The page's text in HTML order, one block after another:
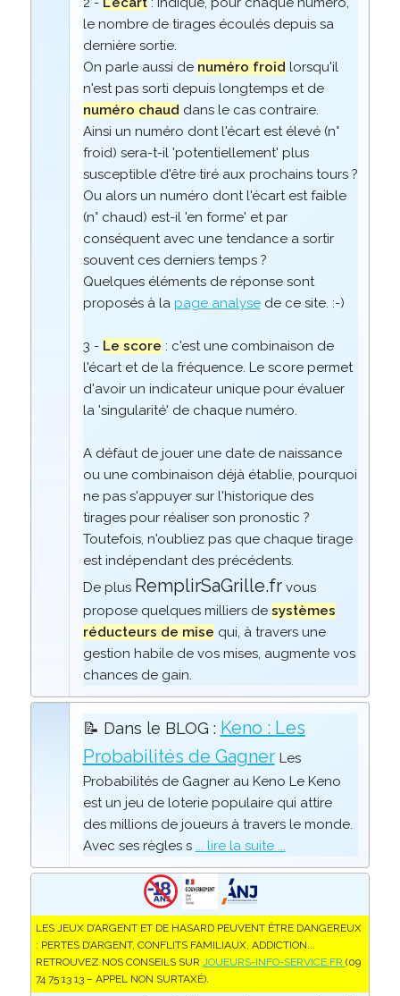
le nombre de tirages écoulés depuis sa
dernière sortie.
On parle aussi de numéro froid lorsqu'il
n'est pas sorti depuis longtemps et de
numéro chaud dans le cas contraire.
Ainsi un numéro dont l'écart est élevé (n°
froid) sera-t-il 'potentiellement' plus
susceptible d'être tiré aux prochains tours ?
Ou alors un numéro dont l'écart est faible
(n° chaud) est-il 'en forme' et par
conséquent avec une tendance a sortir
souvent ces derniers temps ?
Quelques éléments de réponse sont
proposés à la page analysede ce site. :-)
3 - Le score : c'est une combinaison de
l'écart et de la fréquence. Le score permet
d'avoir un indicateur unique pour évaluer
la 'singularité' de chaque numéro.
A défaut de jouer une date de naissance
ou une combinaison déjà établie, pourquoi
ne pas s'appuyer sur l'historique des
tirages pour réaliser son pronostic ?
Toutefois, n'oubliez pas que chaque tirage
est indépendant des précédents.
De plus RemplirSaGrille.frvous
propose quelques milliers de systèmes
réducteurs de mise qui, à travers une
gestion habile de vos mises, augmente vos
chances de gain.
📝 Dans le BLOG : Keno : Les
Probabilités de Gagner Les
Probabilités de Gagner au Keno Le Keno
est un jeu de loterie populaire qui attire
des millions de joueurs à travers le monde.
Avec ses règles s ... lire la suite ...
LES JEUX D’ARGENT ET DE HASARD PEUVENT ÊTRE DANGEREUX
: PERTES D’ARGENT, CONFLITS FAMILIAUX, ADDICTION...
RETROUVEZ NOS CONSEILS SUR JOUEURS-INFO-SERVICE.FR (09
74 75 13 13 – APPEL NON SURTAXÉ).